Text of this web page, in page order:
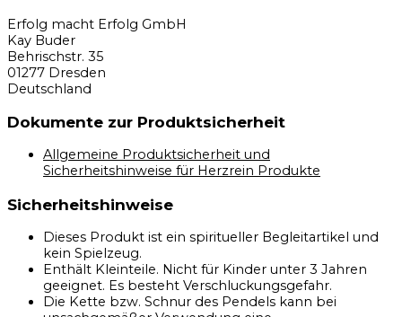
Erfolg macht Erfolg GmbH
Kay Buder
Behrischstr. 35
01277 Dresden
Deutschland
Dokumente zur Produktsicherheit
Allgemeine Produktsicherheit und
Sicherheitshinweise für Herzrein Produkte
Sicherheitshinweise
Dieses Produkt ist ein spiritueller Begleitartikel und
kein Spielzeug.
Enthält Kleinteile. Nicht für Kinder unter 3 Jahren
geeignet. Es besteht Verschluckungsgefahr.
Die Kette bzw. Schnur des Pendels kann bei